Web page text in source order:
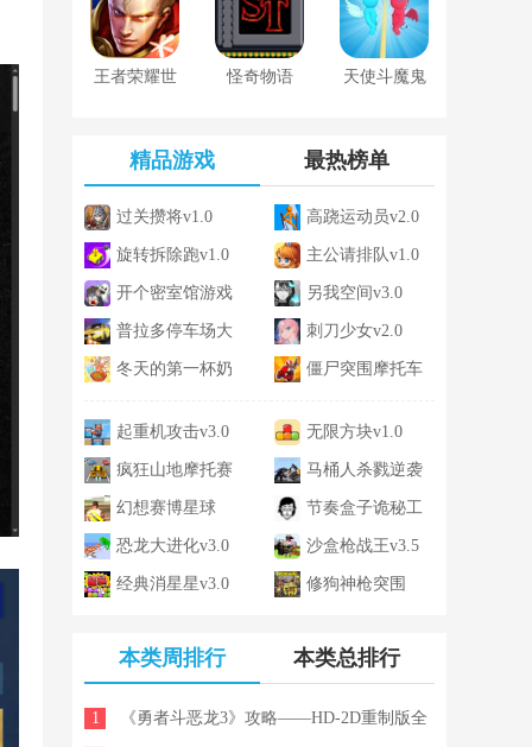
方安卓版1.0
王者荣耀世
载安装最新
版
怪奇物语 天使斗魔鬼
精品游戏 最热榜单
过关攒将v1.0 高跷运动员v2.0
旋转拆除跑v1.0 主公请排队v1.0
开个密室馆游戏
免广告v3.0
另我空间v3.0
普拉多停车场大
冒险v3.5
刺刀少女v2.0
冬天的第一杯奶 僵尸突围摩托车
起重机攻击v3.0
无限方块v1.0
疯狂山地摩托赛
v2.0
马桶人杀戮逆袭
v2.0
幻想赛博星球
v3.0
节奏盒子诡秘工
厂v1.0
恐龙大进化v3.0 沙盒枪战王v3.5
经典消星星v3.0 修狗神枪突围
本类周排行 本类总排行
1 《勇者斗恶龙3》攻略——HD-2D重制版全